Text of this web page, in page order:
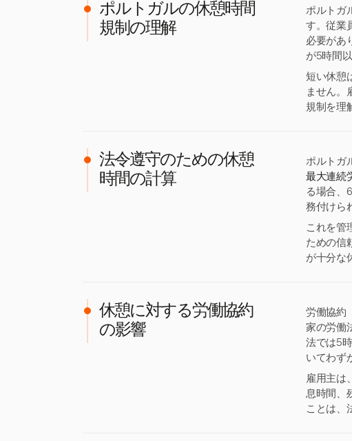
ポルトガルの休憩時間
規制の理解
ポルトガ
す。従業
必要があ
が5時間
短い休憩
ません。
規制を理
法令遵守のための休憩
時間の計算
ポルトガ
最大連続
る場合、
務付けら
これを管
ための信
が十分な
休憩に対する労働協約
の影響
労働協約
家の労働
法では5
いてわず
雇用主は
息時間、
ことは、